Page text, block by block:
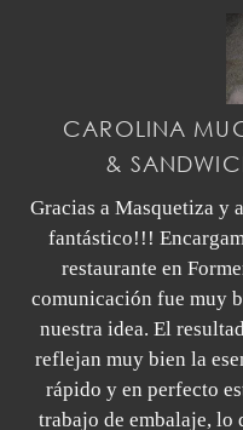
CAROLINA
&
Gracias a Masquetiza y
fantástico!!!
restaurante en
comunicación fue muy
nuestra idea. El
reflejan muy bien la
rápido y en perfecto
trabajo de embalaje, lo